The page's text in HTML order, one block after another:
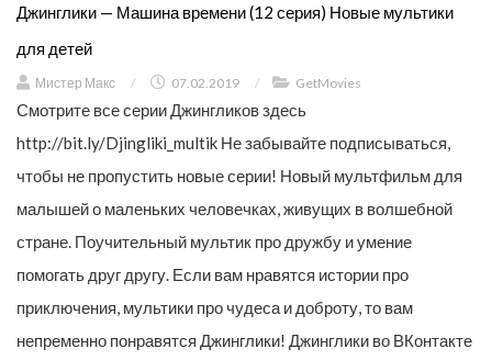
Джинглики — Машина времени (12 серия) Новые мультики
для детей
Мистер Макс / 07.02.2019 / GetMovies
Смотрите все серии Джингликов здесь
http://bit.ly/Djingliki_multik Не забывайте подписываться,
чтобы не пропустить новые серии! Новый мультфильм для
малышей о маленьких человечках, живущих в волшебной
стране. Поучительный мультик про дружбу и умение
помогать друг другу. Если вам нравятся истории про
приключения, мультики про чудеса и доброту, то вам
непременно понравятся Джинглики! Джинглики во ВКонтакте